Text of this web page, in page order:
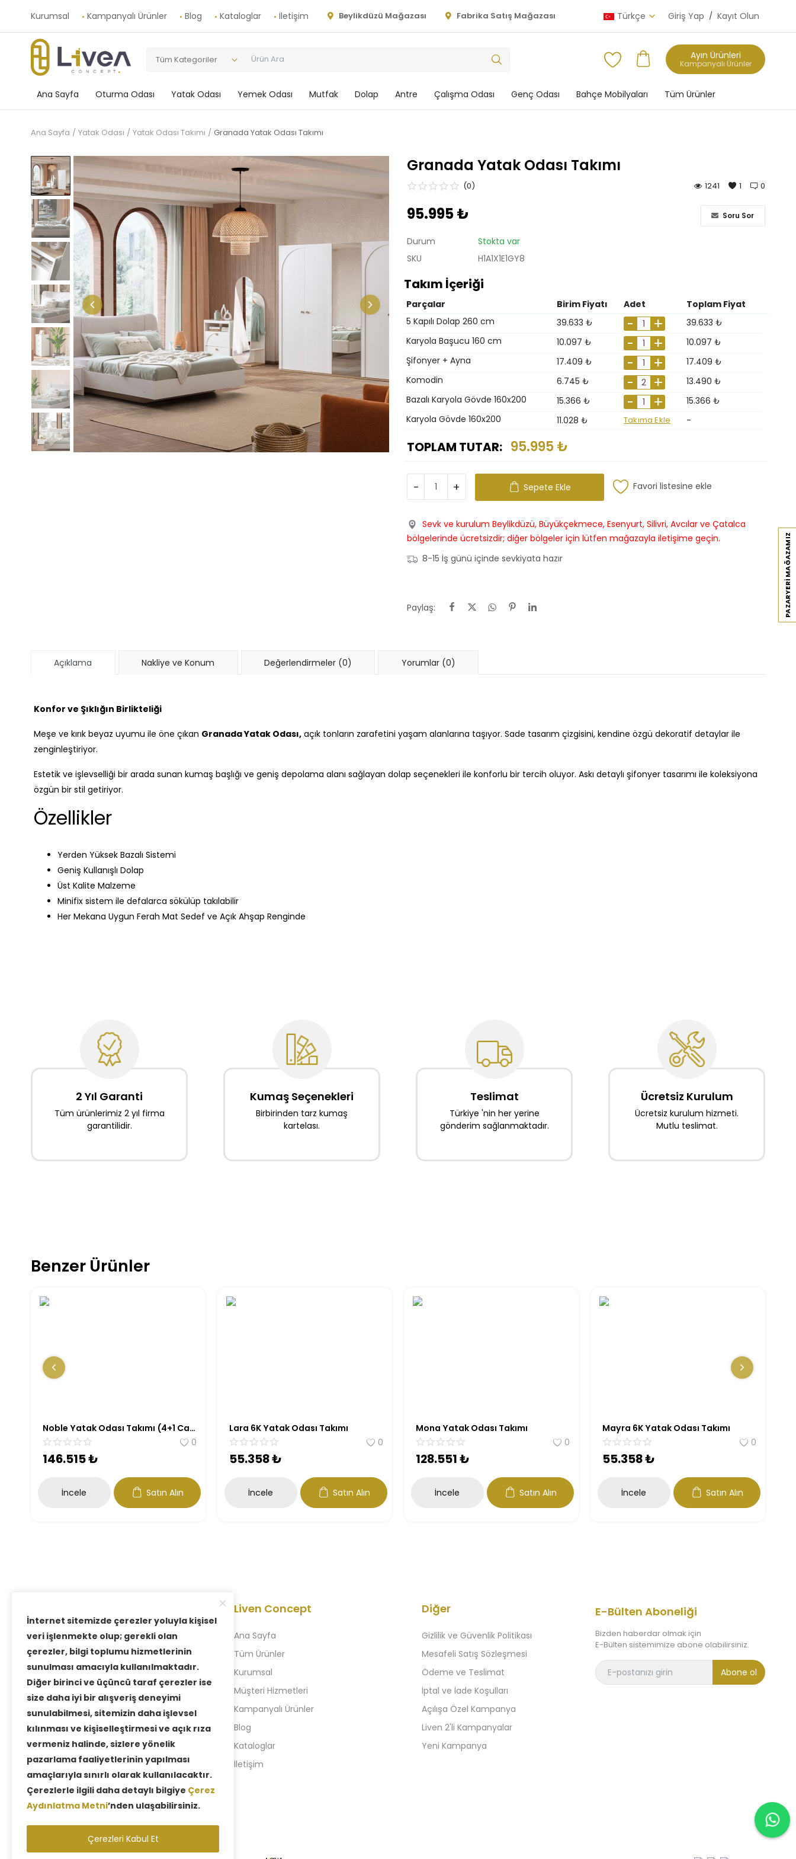
PAZARYERI MAĞAZAMIZ
Kurumsal Kampanyalı Ürünler Blog Kataloglar İletişim Beylikdüzü Mağazası Fabrika Satış Mağazası Türkçe Giriş Yap / Kayıt Olun
Tüm Kategoriler Ayın Ürünleri
Kampanyalı Ürünler
Ana Sayfa Oturma Odası Yatak Odası Yemek Odası Mutfak Dolap Antre Çalışma Odası Genç Odası Bahçe Mobilyaları Tüm Ürünler
Ana Sayfa Yatak Odası Yatak Odası Takımı Granada Yatak Odası Takımı
Granada Yatak Odası Takımı
0
(0) 1
1241
95.995 ₺ Soru Sor
Durum
Stokta var
SKU
H1A1X1E1GY8
Takım İçeriği
Parçalar Birim Fiyatı Adet
Toplam Fiyat
5 Kapılı Dolap 260 cm
39.633 ₺
39.633 ₺
Karyola Başucu 160 cm
10.097 ₺
10.097 ₺
Şifonyer + Ayna
17.409 ₺
17.409 ₺
Komodin
6.745 ₺
13.490 ₺
Bazalı Karyola Gövde 160x200
15.366 ₺
15.366 ₺
Karyola Gövde 160x200
11.028 ₺ Takıma Ekle -
TOPLAM TUTAR: 95.995 ₺
- + Sepete Ekle Favori listesine ekle
Sevk ve kurulum Beylikdüzü, Büyükçekmece, Esenyurt, Silivri, Avcılar ve Çatalca
bölgelerinde ücretsizdir; diğer bölgeler için lütfen mağazayla iletişime geçin.
8-15 İş günü içinde sevkiyata hazır
Paylaş:
Açıklama Nakliye ve Konum Değerlendirmeler (0) Yorumlar (0)
Konfor ve Şıklığın Birlikteliği
Meşe ve kırık beyaz uyumu ile öne çıkan Granada Yatak Odası, açık tonların zarafetini yaşam alanlarına taşıyor. Sade tasarım çizgisini, kendine özgü dekoratif detaylar ile
zenginleştiriyor.
Estetik ve işlevselliği bir arada sunan kumaş başlığı ve geniş depolama alanı sağlayan dolap seçenekleri ile konforlu bir tercih oluyor. Askı detaylı şifonyer tasarımı ile koleksiyona
özgün bir stil getiriyor.
Özellikler
Yerden Yüksek Bazalı Sistemi
Geniş Kullanışlı Dolap
Üst Kalite Malzeme
Minifix sistem ile defalarca sökülüp takılabilir
Her Mekana Uygun Ferah Mat Sedef ve Açık Ahşap Renginde
2 Yıl Garanti
Tüm ürünlerimiz 2 yıl firma
garantilidir.
Kumaş Seçenekleri
Birbirinden tarz kumaş
kartelası.
Teslimat
Türkiye 'nin her yerine
gönderim sağlanmaktadır.
Ücretsiz Kurulum
Ücretsiz kurulum hizmeti.
Mutlu teslimat.
Benzer Ürünler
Noble Yatak Odası Takımı (4+1 Cam Kapak)
0
146.515₺
İncele Satın Alın
Lara 6K Yatak Odası Takımı
0
55.358₺
İncele Satın Alın
Mona Yatak Odası Takımı
0
128.551₺
İncele Satın Alın
Mayra 6K Yatak Odası Takımı
0
55.358₺
İncele Satın Alın
1996 yılında kurulan firmamız, dürüst,
kaliteli ve ‘Müşteri Memnuniyetini ilke
edinmesiyle bugün deneyimli hale
gelmiştir.
+90 212 880 77 24
+90 543 957 35 58
Liven Concept
Ana Sayfa
Tüm Ürünler
Kurumsal
Müşteri Hizmetleri
Kampanyalı Ürünler
Blog
Kataloglar
İletişim
Diğer
Gizlilik ve Güvenlik Politikası
Mesafeli Satış Sözleşmesi
Ödeme ve Teslimat
İptal ve İade Koşulları
Açılışa Özel Kampanya
Liven 2'li Kampanyalar
Yeni Kampanya
E-Bülten Aboneliği
Bizden haberdar olmak için
E-Bülten sistemimize abone olabilirsiniz.
Abone ol
İnternet sitemizde çerezler yoluyla kişisel
veri işlenmekte olup; gerekli olan
çerezler, bilgi toplumu hizmetlerinin
sunulması amacıyla kullanılmaktadır.
Diğer birinci ve üçüncü taraf çerezler ise
size daha iyi bir alışveriş deneyimi
sunulabilmesi, sitemizin daha işlevsel
kılınması ve kişiselleştirmesi ve açık rıza
vermeniz halinde, sizlere yönelik
pazarlama faaliyetlerinin yapılması
amaçlarıyla sınırlı olarak kullanılacaktır.
Çerezlerle ilgili daha detaylı bilgiye Çerez
Aydınlatma Metni’nden ulaşabilirsiniz.
Çerezleri Kabul Et